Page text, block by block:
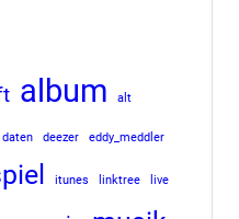
album alt
daten deezer eddy_meddler
itunes linktree live